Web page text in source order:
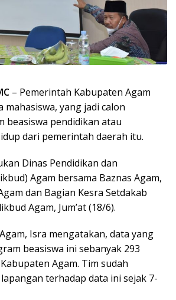
– Pemerintah Kabupaten Agam
mahasiswa, yang jadi calon
beasiswa pendidikan atau
dari pemerintah daerah itu.
Dinas Pendidikan dan
Agam bersama Baznas Agam,
dan Bagian Kesra Setdakab
Agam, Jum’at (18/6).
Isra mengatakan, data yang
beasiswa ini sebanyak 293
Agam. Tim sudah
terhadap data ini sejak 7-